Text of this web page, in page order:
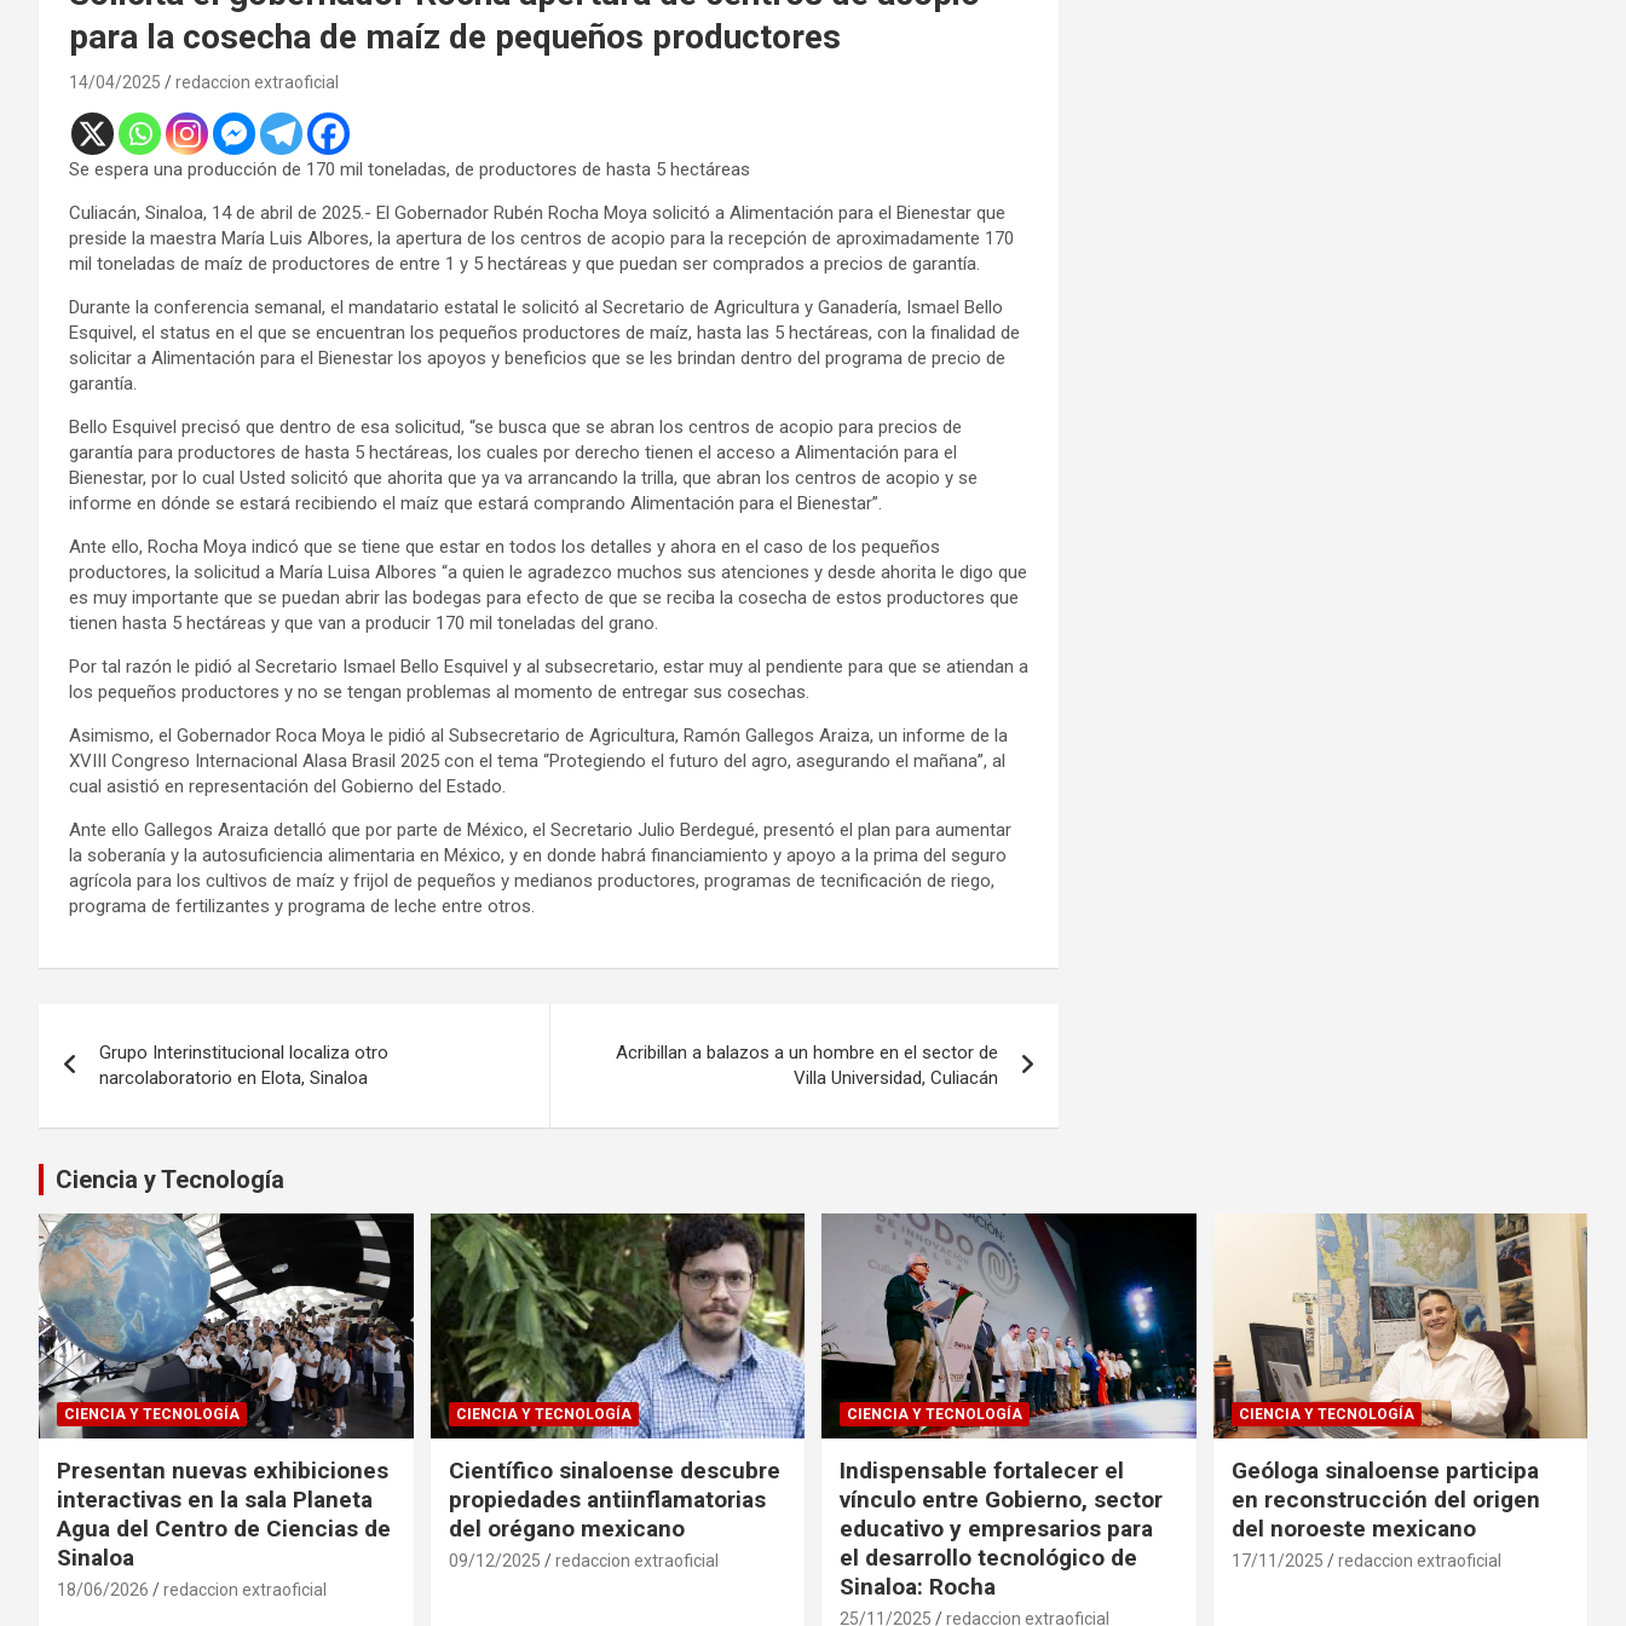
para la cosecha de maíz de pequeños productores
14/04/2025 redaccion extraoficial
Se espera una producción de 170 mil toneladas, de productores de hasta 5 hectáreas
Culiacán, Sinaloa, 14 de abril de 2025.- El Gobernador Rubén Rocha Moya solicitó a Alimentación para el Bienestar que
preside la maestra María Luis Albores, la apertura de los centros de acopio para la recepción de aproximadamente 170
mil toneladas de maíz de productores de entre 1 y 5 hectáreas y que puedan ser comprados a precios de garantía.
Durante la conferencia semanal, el mandatario estatal le solicitó al Secretario de Agricultura y Ganadería, Ismael Bello
Esquivel, el status en el que se encuentran los pequeños productores de maíz, hasta las 5 hectáreas, con la finalidad de
solicitar a Alimentación para el Bienestar los apoyos y beneficios que se les brindan dentro del programa de precio de
garantía.
Bello Esquivel precisó que dentro de esa solicitud, “se busca que se abran los centros de acopio para precios de
garantía para productores de hasta 5 hectáreas, los cuales por derecho tienen el acceso a Alimentación para el
Bienestar, por lo cual Usted solicitó que ahorita que ya va arrancando la trilla, que abran los centros de acopio y se
informe en dónde se estará recibiendo el maíz que estará comprando Alimentación para el Bienestar”.
Ante ello, Rocha Moya indicó que se tiene que estar en todos los detalles y ahora en el caso de los pequeños
productores, la solicitud a María Luisa Albores “a quien le agradezco muchos sus atenciones y desde ahorita le digo que
es muy importante que se puedan abrir las bodegas para efecto de que se reciba la cosecha de estos productores que
tienen hasta 5 hectáreas y que van a producir 170 mil toneladas del grano.
Por tal razón le pidió al Secretario Ismael Bello Esquivel y al subsecretario, estar muy al pendiente para que se atiendan a
los pequeños productores y no se tengan problemas al momento de entregar sus cosechas.
Asimismo, el Gobernador Roca Moya le pidió al Subsecretario de Agricultura, Ramón Gallegos Araiza, un informe de la
XVIII Congreso Internacional Alasa Brasil 2025 con el tema “Protegiendo el futuro del agro, asegurando el mañana”, al
cual asistió en representación del Gobierno del Estado.
Ante ello Gallegos Araiza detalló que por parte de México, el Secretario Julio Berdegué, presentó el plan para aumentar
la soberanía y la autosuficiencia alimentaria en México, y en donde habrá financiamiento y apoyo a la prima del seguro
agrícola para los cultivos de maíz y frijol de pequeños y medianos productores, programas de tecnificación de riego,
programa de fertilizantes y programa de leche entre otros.
de
entradas
Grupo Interinstitucional localiza otro
narcolaboratorio en Elota, Sinaloa
Acribillan a balazos a un hombre en el sector de
Villa Universidad, Culiacán
Ciencia y Tecnología
CIENCIA Y TECNOLOGÍA
Presentan nuevas exhibiciones
interactivas en la sala Planeta
Agua del Centro de Ciencias de
Sinaloa
18/06/2026 redaccion extraoficial
CIENCIA Y TECNOLOGÍA
Científico sinaloense descubre
propiedades antiinflamatorias
del orégano mexicano
09/12/2025 redaccion extraoficial
CIENCIA Y TECNOLOGÍA
Indispensable fortalecer el
vínculo entre Gobierno, sector
educativo y empresarios para
el desarrollo tecnológico de
Sinaloa: Rocha
25/11/2025 redaccion extraoficial
CIENCIA Y TECNOLOGÍA
Geóloga sinaloense participa
en reconstrucción del origen
del noroeste mexicano
17/11/2025 redaccion extraoficial